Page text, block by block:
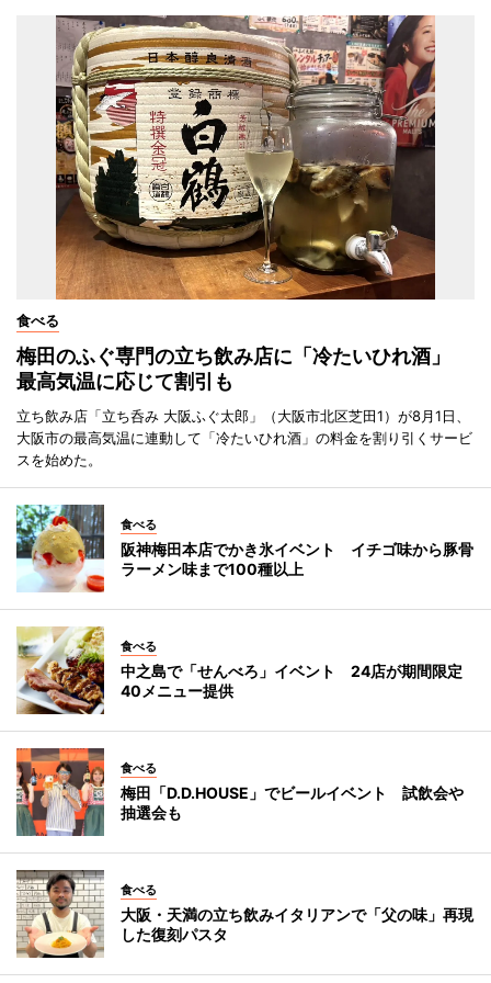
食べる
梅田のふぐ専門の立ち飲み店に「冷たいひれ酒」
最高気温に応じて割引も
立ち飲み店「立ち呑み 大阪ふぐ太郎」（大阪市北区芝田1）が8月1日、
大阪市の最高気温に連動して「冷たいひれ酒」の料金を割り引くサービ
スを始めた。
食べる
阪神梅田本店でかき氷イベント イチゴ味から豚骨
ラーメン味まで100種以上
食べる
中之島で「せんべろ」イベント 24店が期間限定
40メニュー提供
食べる
梅田「D.D.HOUSE」でビールイベント 試飲会や
抽選会も
食べる
大阪・天満の立ち飲みイタリアンで「父の味」再現
した復刻パスタ